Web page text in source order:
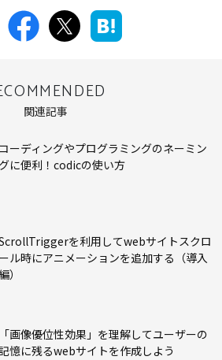
関連記事
コーディングやプログラミングのネーミン
グに便利！codicの使い方
を利用してwebサイトスクロ
ール時にアニメーションを追加する（導入
）
「画像優位性効果」を理解してユーザーの
憶に残るwebサイトを作成しよう